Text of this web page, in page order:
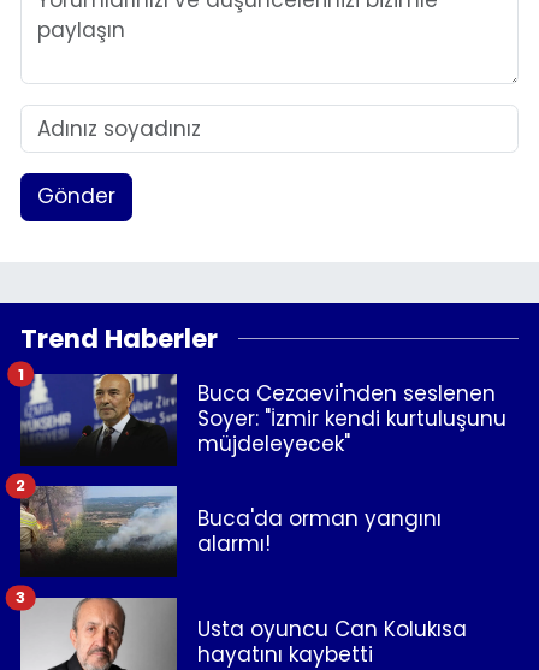
Gönder
Trend Haberler
Buca Cezaevi'nden seslenen
Soyer: "İzmir kendi kurtuluşunu
müjdeleyecek"
1
Buca'da orman yangını
alarmı!
2
Usta oyuncu Can Kolukısa
hayatını kaybetti
3